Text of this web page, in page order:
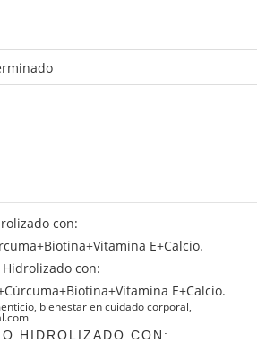
, bienestar en cuidado corporal,
HIDROLIZADO CON: